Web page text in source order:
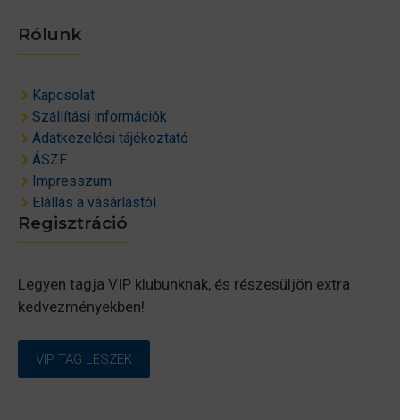
Rólunk
Kapcsolat
Szállítási információk
Adatkezelési tájékoztató
ÁSZF
Impresszum
Elállás a vásárlástól
Regisztráció
Legyen tagja VIP klubunknak, és részesüljön extra
kedvezményekben!
VIP TAG LESZEK